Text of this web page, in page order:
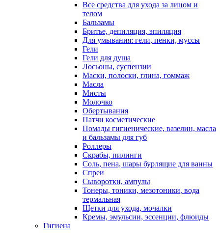
Все средства для ухода за лицом и
телом
Бальзамы
Бритье, депиляция, эпиляция
Для умывания: гели, пенки, муссы
Гели
Гели для душа
Лосьоны, суспензии
Маски, полоски, глина, гоммаж
Масла
Мисты
Молочко
Обертывания
Патчи косметические
Помады гигиенические, вазелин, масла
и бальзамы для губ
Роллеры
Скрабы, пилинги
Соль, пена, шары бурлящие для ванны
Спреи
Сыворотки, ампулы
Тонеры, тоники, мезотоники, вода
термальная
Щетки для ухода, мочалки
Кремы, эмульсии, эссенции, флюиды
Гигиена